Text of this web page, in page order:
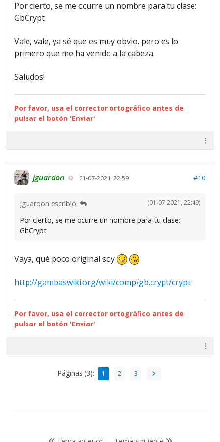
Por cierto, se me ocurre un nombre para tu clase:
GbCrypt
Vale, vale, ya sé que es muy obvio, pero es lo
primero que me ha venido a la cabeza.
Saludos!
Por favor, usa el corrector ortográfico antes de
pulsar el botón 'Enviar'
jguardon 01-07-2021, 22:59 #10
(01-07-2021, 22:49)
jguardon escribió:
Por cierto, se me ocurre un nombre para tu clase:
GbCrypt
Vaya, qué poco original soy
http://gambaswiki.org/wiki/comp/gb.crypt/crypt
Por favor, usa el corrector ortográfico antes de
pulsar el botón 'Enviar'
Páginas (3): 1 2 3